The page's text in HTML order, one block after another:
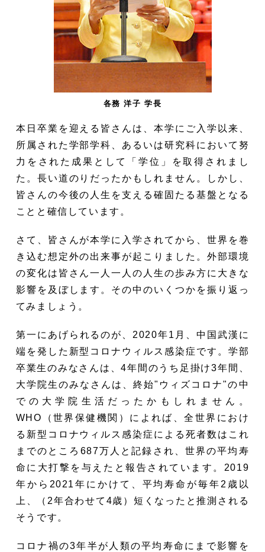
各務 洋子 学長
本日卒業を迎える皆さんは、本学にご入学以来、
所属された学部学科、あるいは研究科において努
力をされた成果として「学位」を取得されまし
た。長い道のりだったかもしれません。しかし、
皆さんの今後の人生を支える確固たる基盤となる
ことと確信しています。
さて、皆さんが本学に入学されてから、世界を巻
き込む想定外の出来事が起こりました。外部環境
の変化は皆さん一人一人の人生の歩み方に大きな
影響を及ぼします。その中のいくつかを振り返っ
てみましょう。
第一にあげられるのが、2020年1月、中国武漢に
端を発した新型コロナウィルス感染症です。学部
卒業生のみなさんは、4年間のうち足掛け3年間、
大学院生のみなさんは、終始"ウィズコロナ"の中
での大学院生活だったかもしれません。
WHO（世界保健機関）によれば、全世界におけ
る新型コロナウィルス感染症による死者数はこれ
までのところ687万人と記録され、世界の平均寿
命に大打撃を与えたと報告されています。2019
年から2021年にかけて、平均寿命が毎年2歳以
上、（2年合わせて4歳）短くなったと推測される
そうです。
コロナ禍の3年半が人類の平均寿命にまで影響を